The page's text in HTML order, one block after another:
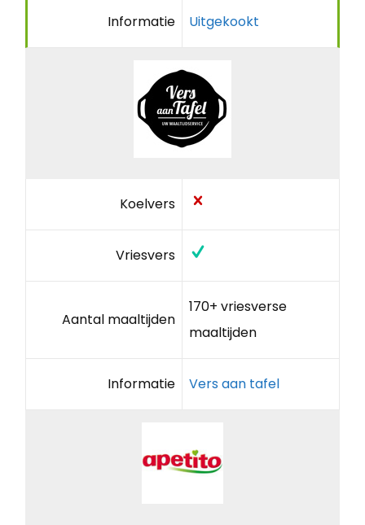
Informatie Uitgekookt
Koelvers
Vriesvers
Aantal maaltijden
170+ vriesverse
maaltijden
Informatie Vers aan tafel